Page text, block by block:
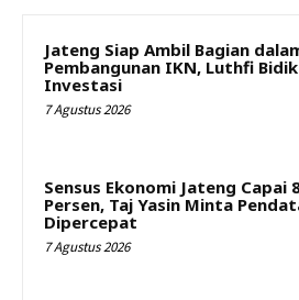
Jateng Siap Ambil Bagian
Pembangunan IKN, Luthfi Bidik
Investasi
7 Agustus 2026
Sensus Ekonomi Jateng Capai
Persen, Taj Yasin Minta
Dipercepat
7 Agustus 2026